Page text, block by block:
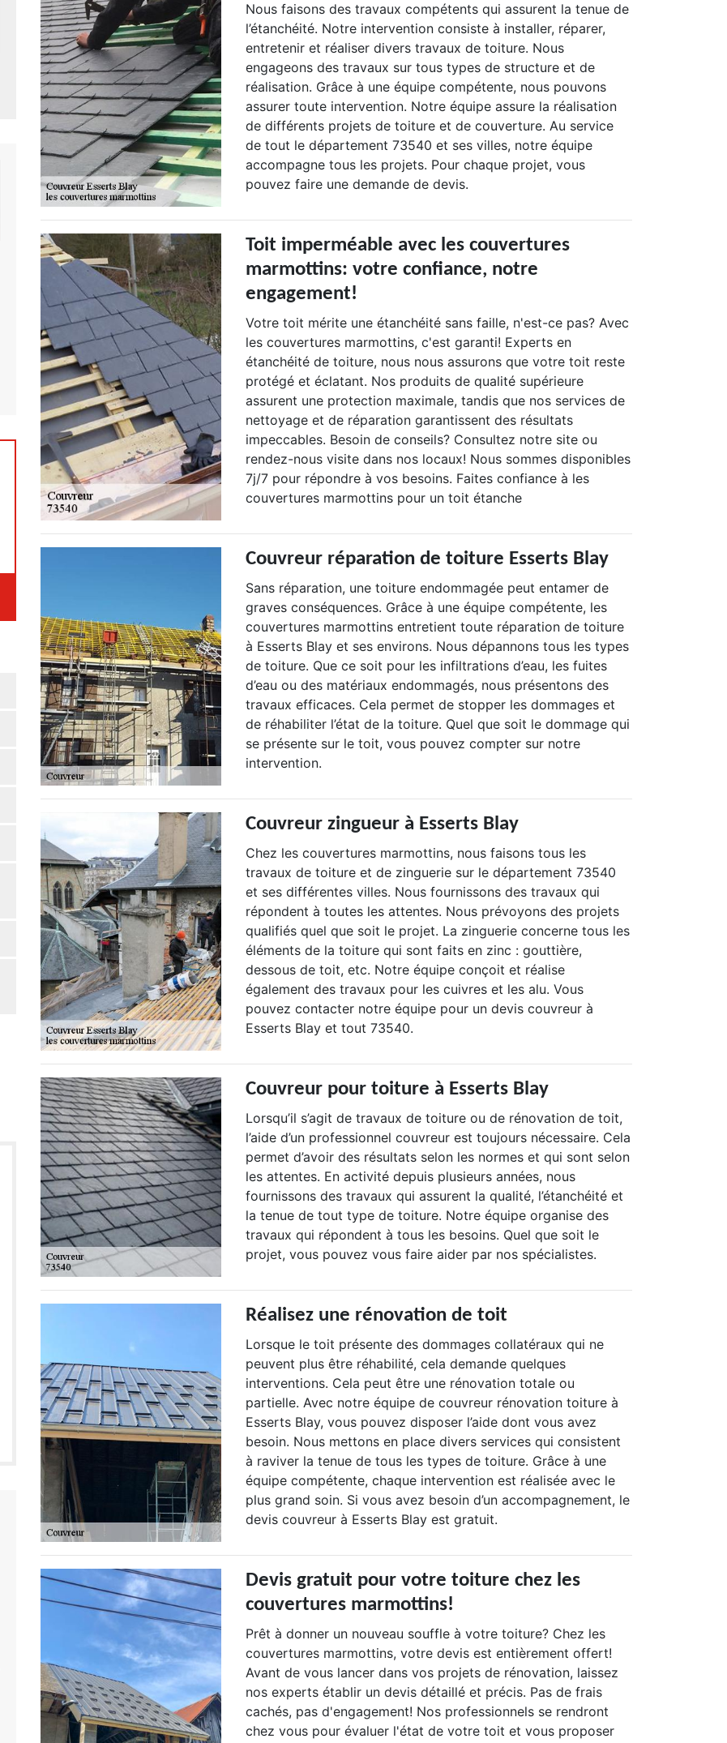
Nous faisons des travaux compétents qui assurent la tenue de
l’étanchéité. Notre intervention consiste à installer, réparer,
entretenir et réaliser divers travaux de toiture. Nous
engageons des travaux sur tous types de structure et de
réalisation. Grâce à une équipe compétente, nous pouvons
assurer toute intervention. Notre équipe assure la réalisation
de différents projets de toiture et de couverture. Au service
de tout le département 73540 et ses villes, notre équipe
accompagne tous les projets. Pour chaque projet, vous
pouvez faire une demande de devis.
Toit imperméable avec les couvertures
marmottins: votre confiance, notre
engagement!
Votre toit mérite une étanchéité sans faille, n'est-ce pas? Avec
les couvertures marmottins, c'est garanti! Experts en
étanchéité de toiture, nous nous assurons que votre toit reste
protégé et éclatant. Nos produits de qualité supérieure
assurent une protection maximale, tandis que nos services de
nettoyage et de réparation garantissent des résultats
impeccables. Besoin de conseils? Consultez notre site ou
rendez-nous visite dans nos locaux! Nous sommes disponibles
7j/7 pour répondre à vos besoins. Faites confiance à les
couvertures marmottins pour un toit étanche
Couvreur réparation de toiture Esserts Blay
Sans réparation, une toiture endommagée peut entamer de
graves conséquences. Grâce à une équipe compétente, les
couvertures marmottins entretient toute réparation de toiture
à Esserts Blay et ses environs. Nous dépannons tous les types
de toiture. Que ce soit pour les infiltrations d’eau, les fuites
d’eau ou des matériaux endommagés, nous présentons des
travaux efficaces. Cela permet de stopper les dommages et
de réhabiliter l’état de la toiture. Quel que soit le dommage qui
se présente sur le toit, vous pouvez compter sur notre
intervention.
Couvreur zingueur à Esserts Blay
Chez les couvertures marmottins, nous faisons tous les
travaux de toiture et de zinguerie sur le département 73540
et ses différentes villes. Nous fournissons des travaux qui
répondent à toutes les attentes. Nous prévoyons des projets
qualifiés quel que soit le projet. La zinguerie concerne tous les
éléments de la toiture qui sont faits en zinc : gouttière,
dessous de toit, etc. Notre équipe conçoit et réalise
également des travaux pour les cuivres et les alu. Vous
pouvez contacter notre équipe pour un devis couvreur à
Esserts Blay et tout 73540.
Couvreur pour toiture à Esserts Blay
Lorsqu’il s’agit de travaux de toiture ou de rénovation de toit,
l’aide d’un professionnel couvreur est toujours nécessaire. Cela
permet d’avoir des résultats selon les normes et qui sont selon
les attentes. En activité depuis plusieurs années, nous
fournissons des travaux qui assurent la qualité, l’étanchéité et
la tenue de tout type de toiture. Notre équipe organise des
travaux qui répondent à tous les besoins. Quel que soit le
projet, vous pouvez vous faire aider par nos spécialistes.
Réalisez une rénovation de toit
Lorsque le toit présente des dommages collatéraux qui ne
peuvent plus être réhabilité, cela demande quelques
interventions. Cela peut être une rénovation totale ou
partielle. Avec notre équipe de couvreur rénovation toiture à
Esserts Blay, vous pouvez disposer l’aide dont vous avez
besoin. Nous mettons en place divers services qui consistent
à raviver la tenue de tous les types de toiture. Grâce à une
équipe compétente, chaque intervention est réalisée avec le
plus grand soin. Si vous avez besoin d’un accompagnement, le
devis couvreur à Esserts Blay est gratuit.
Devis gratuit pour votre toiture chez les
couvertures marmottins!
Prêt à donner un nouveau souffle à votre toiture? Chez les
couvertures marmottins, votre devis est entièrement offert!
Avant de vous lancer dans vos projets de rénovation, laissez
nos experts établir un devis détaillé et précis. Pas de frais
cachés, pas d'engagement! Nos professionnels se rendront
chez vous pour évaluer l'état de votre toit et vous proposer